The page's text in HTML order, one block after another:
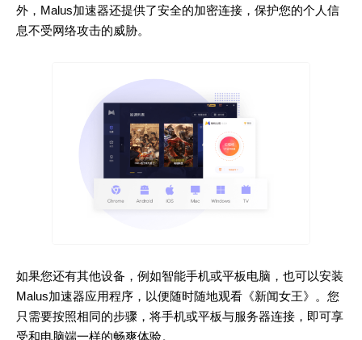
外，Malus加速器还提供了安全的加密连接，保护您的个人信
息不受网络攻击的威胁。
如果您还有其他设备，例如智能手机或平板电脑，也可以安装
Malus加速器应用程序，以便随时随地观看《新闻女王》。您
只需要按照相同的步骤，将手机或平板与服务器连接，即可享
受和电脑端一样的畅爽体验。